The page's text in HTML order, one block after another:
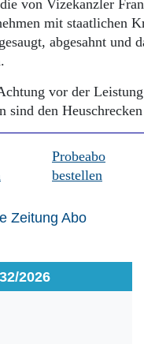
von Vizekanzler
mit staatlichen
abgesahnt und
vor der
sind den
Probeabo
bestellen
2026